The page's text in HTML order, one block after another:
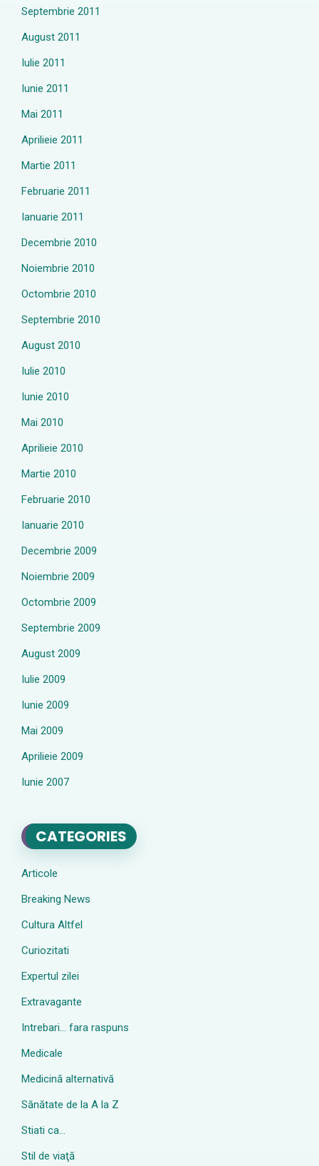
Septembrie 2011
August 2011
Iulie 2011
Iunie 2011
Mai 2011
Aprilieie 2011
Martie 2011
Februarie 2011
Ianuarie 2011
Decembrie 2010
Noiembrie 2010
Octombrie 2010
Septembrie 2010
August 2010
Iulie 2010
Iunie 2010
Mai 2010
Aprilieie 2010
Martie 2010
Februarie 2010
Ianuarie 2010
Decembrie 2009
Noiembrie 2009
Octombrie 2009
Septembrie 2009
August 2009
Iulie 2009
Iunie 2009
Mai 2009
Aprilieie 2009
Iunie 2007
CATEGORIES
Articole
Breaking News
Cultura Altfel
Curiozitati
Expertul zilei
Extravagante
Intrebari… fara raspuns
Medicale
Medicină alternativă
Sănătate de la A la Z
Stiati ca…
Stil de viaţă